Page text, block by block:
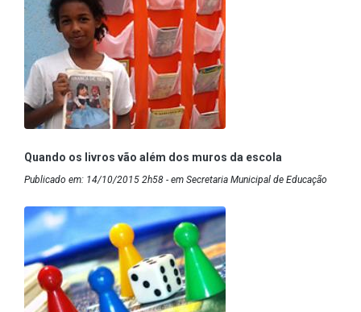
Quando os livros vão além dos muros da escola
Publicado em: 14/10/2015 2h58 - em Secretaria Municipal de Educação